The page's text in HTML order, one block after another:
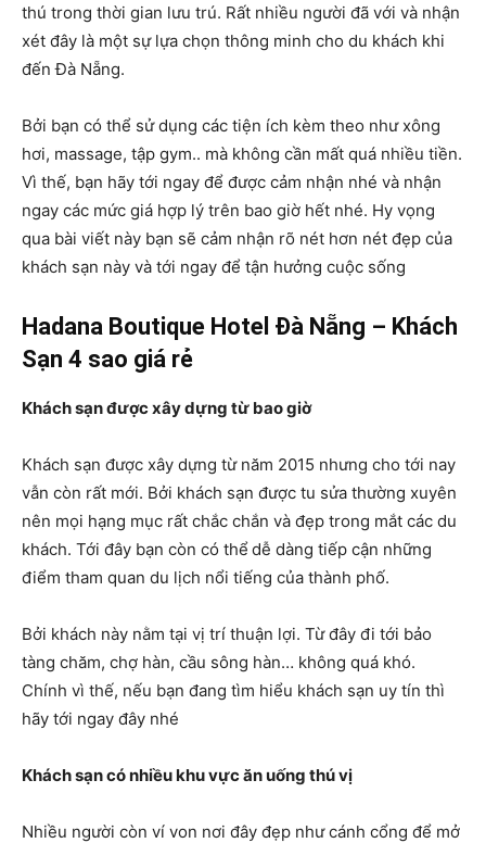
thú trong thời gian lưu trú. Rất nhiều người đã với và nhận
xét đây là một sự lựa chọn thông minh cho du khách khi
đến Đà Nẵng.
Bởi bạn có thể sử dụng các tiện ích kèm theo như xông
hơi, massage, tập gym.. mà không cần mất quá nhiều tiền.
Vì thế, bạn hãy tới ngay để được cảm nhận nhé và nhận
ngay các mức giá hợp lý trên bao giờ hết nhé. Hy vọng
qua bài viết này bạn sẽ cảm nhận rõ nét hơn nét đẹp của
khách sạn này và tới ngay để tận hưởng cuộc sống
Hadana Boutique Hotel Đà Nẵng – Khách
Sạn 4 sao giá rẻ
Khách sạn được xây dựng từ bao giờ
Khách sạn được xây dựng từ năm 2015 nhưng cho tới nay
vẫn còn rất mới. Bởi khách sạn được tu sửa thường xuyên
nên mọi hạng mục rất chắc chắn và đẹp trong mắt các du
khách. Tới đây bạn còn có thểdễ dàng tiếp cận những
điểm tham quan du lịch nổi tiếng của thành phố.
Bởi khách này nằm tại vị trí thuận lợi. Từ đây đi tới bảo
tàng chăm, chợ hàn, cầu sông hàn… không quá khó.
Chính vì thế, nếu bạn đang tìm hiểu khách sạn uy tín thì
hãy tới ngay đây nhé
Khách sạn có nhiều khu vực ăn uống thú vị
Nhiều người còn ví von nơi đây đẹp như cánh cổng để mở